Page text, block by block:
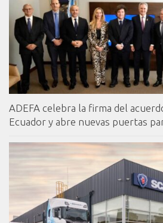
ADEFA celebra la firma del
Ecuador y abre nuevas puertas